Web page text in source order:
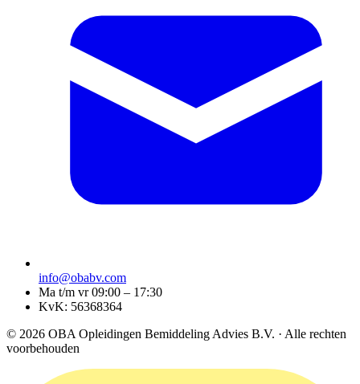
info@obabv.com
Ma t/m vr 09:00 – 17:30
KvK: 56368364
© 2026 OBA Opleidingen Bemiddeling Advies B.V. · Alle rechten
voorbehouden